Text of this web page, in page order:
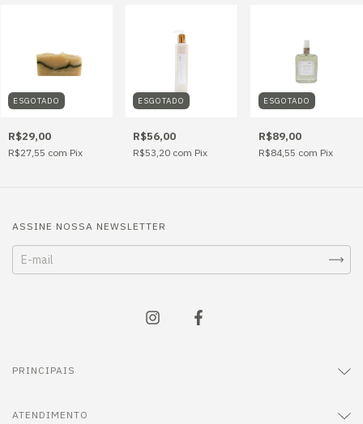
ESGOTADO
R$29,00
R$27,55 com Pix
ESGOTADO
R$56,00
R$53,20 com Pix
ESGOTADO
R$89,00
R$84,55 com Pix
ASSINE NOSSA NEWSLETTER
PRINCIPAIS
ATENDIMENTO